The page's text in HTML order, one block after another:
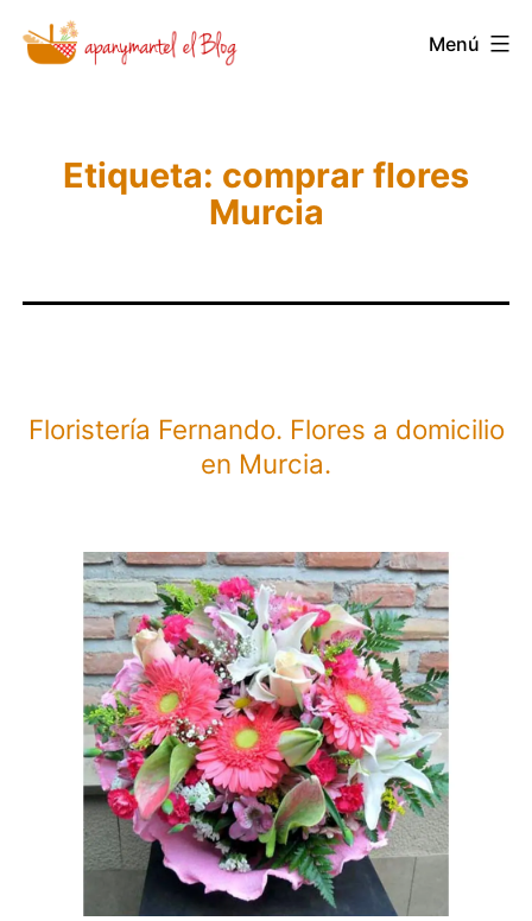
Saltar
Novedades
Menú
Etiqueta: comprar flores
Murcia
Floristería Fernando. Flores a domicilio
en Murcia.